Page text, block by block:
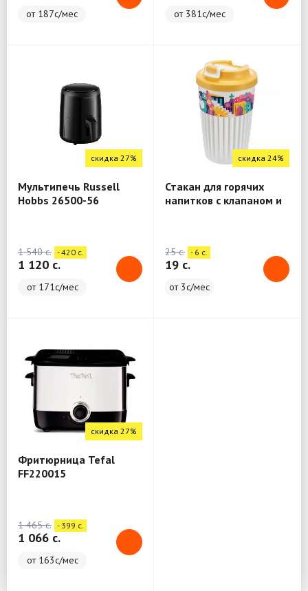
от 187с/мес от 381с/мес
скидка 27%
Мультипечь Russell
Hobbs 26500-56
1 540 c. - 420 c.
1 120 c.
от 171с/мес
скидка 24%
Стакан для горячих
напитков с клапаном и
433277316
25 c. - 6 c.
19 c.
от 3с/мес
скидка 27%
Фритюрница Tefal
FF220015
1 465 c. - 399 c.
1 066 c.
от 163с/мес